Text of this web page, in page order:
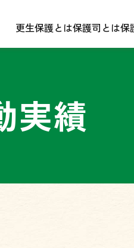
更生保護とは保護司とは保
更生保護とは保護司とは保
実績